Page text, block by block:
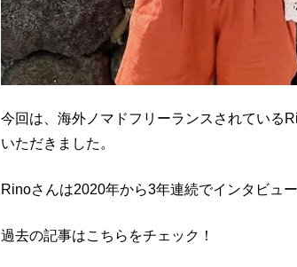
今回は、海外ノマドフリーランスされている
いただきました。
Rinoさんは2020年から3年連続でインタビュ
過去の記事はこちらをチェック！